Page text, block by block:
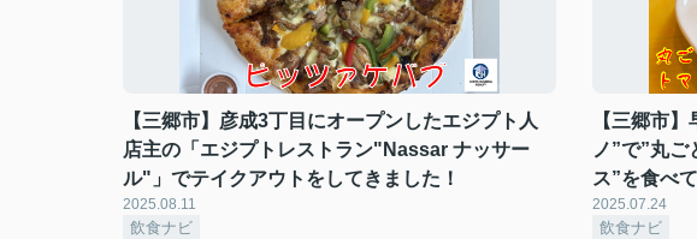
【三郷市】彦成3丁目にオープンしたエジプト人
店主の「エジプトレストラン"Nassar ナッサー
ル"」でテイクアウトをしてきました！
2025.08.11
飲食ナビ
【三郷市
ノ”で”丸
ス”を食べ
2025.07.24
飲食ナビ